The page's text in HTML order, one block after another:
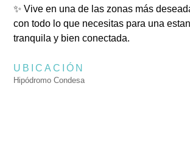
✨Vive en una de las zonas más
con todo lo que necesitas para una
tranquila y bien conectada.
UBICACIÓN
Hipódromo Condesa